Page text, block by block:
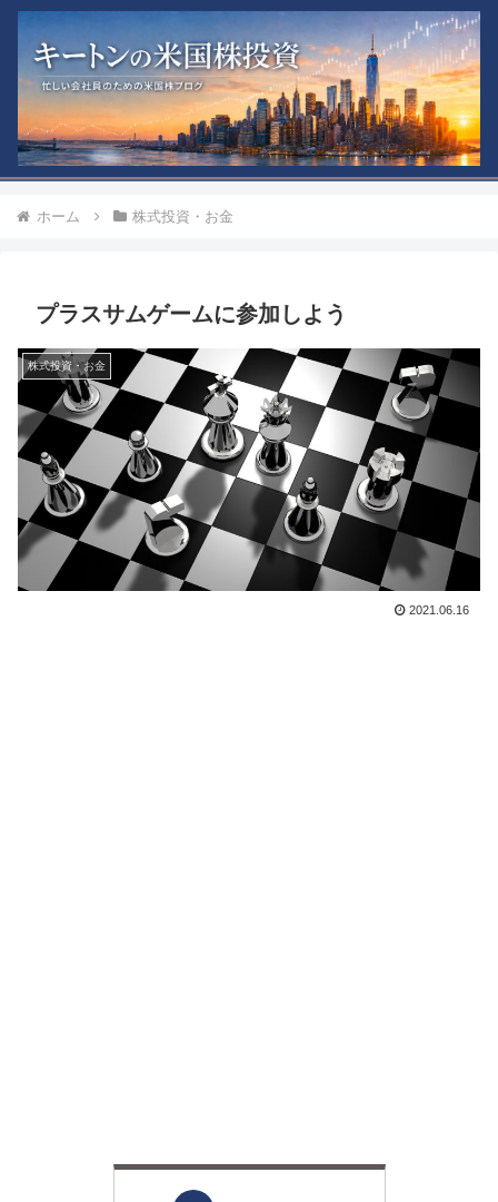
ホーム 株式投資・お金
プラスサムゲームに参加しよう
株式投資・お金
2021.06.16